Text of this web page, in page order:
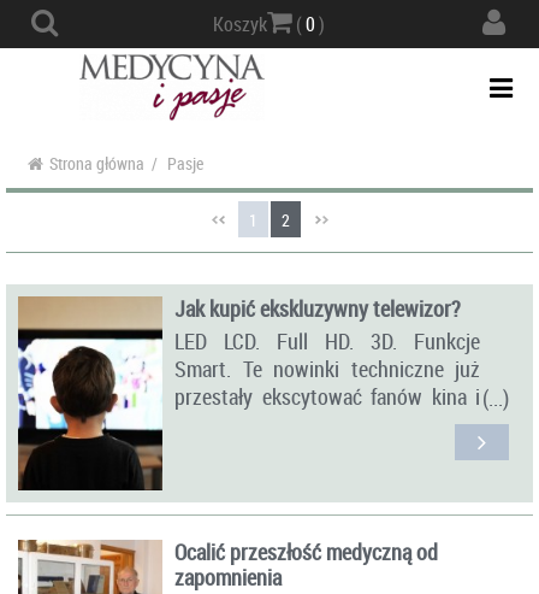
Koszyk (0)
Strona główna / Pasje
1 2
Jak kupić ekskluzywny telewizor?
LED LCD. Full HD. 3D. Funkcje
Smart. Te nowinki techniczne już
przestały ekscytować fanów kina i
telewizji, którzy planują zakup
nowego ekranu do domowej
Ocalić przeszłość medyczną od
zapomnienia